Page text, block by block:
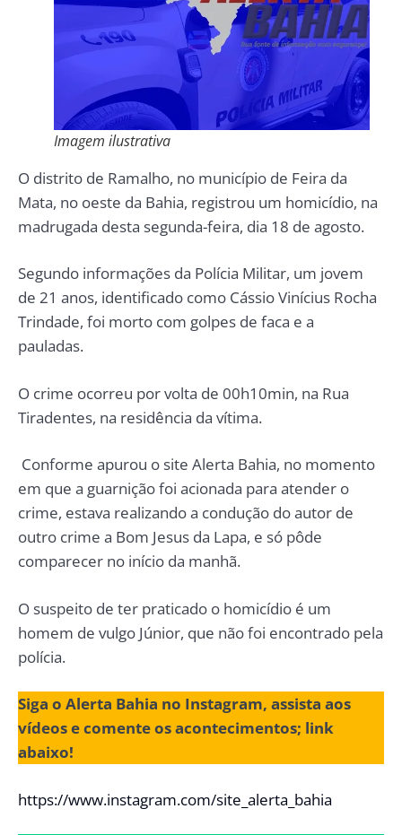
Imagem ilustrativa
O distrito de Ramalho, no município de Feira da
Mata, no oeste da Bahia, registrou um homicídio, na
madrugada desta segunda-feira, dia 18 de agosto.
Segundo informações da Polícia Militar, um jovem
de 21 anos, identificado como Cássio Vinícius Rocha
Trindade, foi morto com golpes de faca e a
pauladas.
O crime ocorreu por volta de 00h10min, na Rua
Tiradentes, na residência da vítima.
Conforme apurou o site Alerta Bahia, no momento
em que a guarnição foi acionada para atender o
crime, estava realizando a condução do autor de
outro crime a Bom Jesus da Lapa, e só pôde
comparecer no início da manhã.
O suspeito de ter praticado o homicídio é um
homem de vulgo Júnior, que não foi encontrado pela
polícia.
Siga o Alerta Bahia no Instagram, assista aos
vídeos e comente os acontecimentos; link
abaixo!
https://www.instagram.com/site_alerta_bahia